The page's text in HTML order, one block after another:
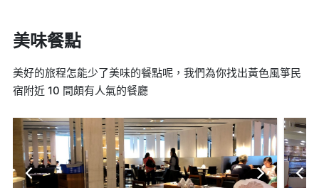
美味餐點
美好的旅程怎能少了美味的餐點呢，我們為你找出黃色風箏民
宿附近 10 間頗有人氣的餐廳